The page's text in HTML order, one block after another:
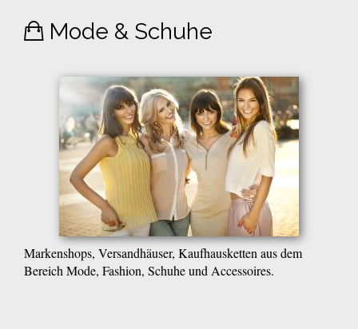
Mode & Schuhe
Markenshops, Versandhäuser, Kaufhausketten aus dem
Bereich Mode, Fashion, Schuhe und Accessoires.